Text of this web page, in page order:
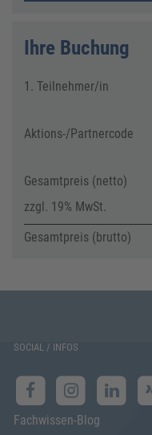
Ihre Buchung
1. Teilnehmer/in
Aktions-/Partnercode
Gesamtpreis (netto)
zzgl. 19% MwSt.
Gesamtpreis (brutto)
SOCIAL / INFOS
Fachwissen-Blog